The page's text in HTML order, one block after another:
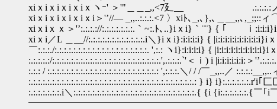
xiｘiｘiｘiｘiｘヽｰ' ＞'"＿＿_,,<7廴__ .:.:.:.:ノ
xiｘiｘiｘiｘiｘi＞'’//― _,,..:.:.:.<7 〉xiﾄ､_,､},､＿__,,､
xiｘiｘｘ＞'’:.:.:.://:.:.:.:.:.:.:.｀~:.ﾄ､..}iｘi}｀¨¨} { ｢￣￣ｉ
xiｘi／L ＿__//:.:.:.:.:.:.:.:.:.:.:.:.i＼}iｘi}:i:i:i:i} { |i:i:i:i:i:i:i:i:i:i}i
￣:.:.:./:.:.:.:.:.:.:.:.:.:.:.:.:.:.:.:.:.:.:.:. ',:.: ヽi}:i:i:i:i} { |i:i:i:i:i:i:i:i:i:i}i
:.:.:.:.:/:.:.:.:.:.:.:.:.:.:.:.:.:.:.:.:.:.:.:.:.:.:.:.',.:.:.:.`'＜ｉ) i |i:i:i:i:i:i:＞
:.:.: / :.:.:.:.:.:.:.:.:.:.:.:.:.:.:.:.:.:.:.:.:.:.:.: ',:.:.:.＼/ / /￣_,,..／
:.:.:.:.:.:.:.:.:.:.:.:.:.:.:.:.:.:.:.:.:.:.:.:.:.:.:.:.:.:.:.:.:.:.:.: } i} i}:.:.:.:.:.:.r'i｢
:.:.:.:.:.:.:.i＼:.:.:.:.:.:.:.:.:.:.:.:.:.:.:.:.:.:.:.:.:.:.:.:.:.:.{ {i {i:.:.:.:.:.:.{￣｢i